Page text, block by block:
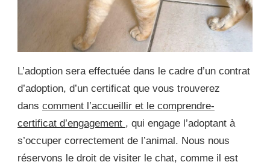
L’adoption sera effectuée dans le cadre d’un contrat
d’adoption, d’un certificat que vous trouverez
dans comment l’accueillir et le comprendre-
certificat d’engagement , qui engage l’adoptant à
s’occuper correctement de l’animal. Nous nous
réservons le droit de visiter le chat, comme il est